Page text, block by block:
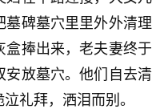
碑墓穴里里外外清理
捧出来，老夫妻终于
放墓穴。他们自去清
礼拜，洒泪而别。